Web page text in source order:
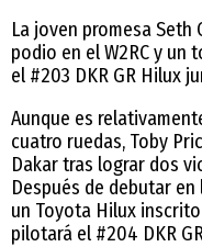
La joven promesa
podio en el W2RC y un
el #203 DKR GR Hilux
Aunque es
cuatro ruedas, Toby
Dakar tras lograr dos
Después de debutar
un Toyota Hilux
pilotará el #204 DKR